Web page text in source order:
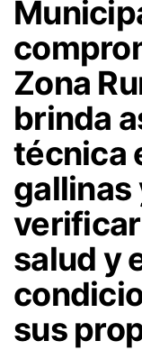
Zona
brinda
técnica
gallinas
salud y
sus